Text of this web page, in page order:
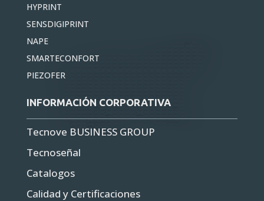
HYPRINT
SENSDIGIPRINT
NAPE
SMARTECONFORT
PIEZOFER
INFORMACIÓN CORPORATIVA
Tecnove BUSINESS GROUP
Tecnoseñal
Catalogos
Calidad y Certificaciones